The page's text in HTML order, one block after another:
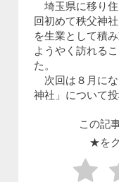
埼玉県に移り
回初めて秩父神
を生業として積
ようやく訪れる
た。
次回は８月に
神社」について投
この記
★を